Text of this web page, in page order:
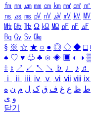
㎙ ㎚ ㎛ ㎜ ㎝ ㎞ ㎟ ㎠ ㎡
㎱ ㎲ ㎳ ㎴ ㎵ ㎶ ㎷ ㎸ ㎹
㎒ ㎓ ㎔ Ω ㏀ ㏁ ㎊ ㎋ ㎌
㏃ ㏉ ㏜ ㏆
§ ※ ☆ ★ ○ ● ◎ ◇ ◆ □
♠ ♡ ♥ ♧ ♣ ⊙ ◈ ▣ ◐ ◑
‡ ↕ ↗ ↙ ↖ ↘ ♭ ♩ ♪ ♬
ⅰ
ⅱ ⅲ ⅳ ⅴ ⅵ ⅶ ⅷ ⅸ
ط ظ ع غ ف ق ک ل م ن ه
و ی
닫기